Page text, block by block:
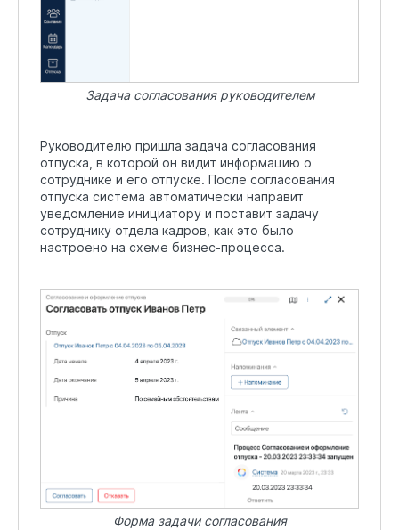
Задача согласования руководителем
Руководителю пришла задача согласования
отпуска, в которой он видит информацию о
сотруднике и его отпуске. После согласования
отпуска система автоматически направит
уведомление инициатору и поставит задачу
сотруднику отдела кадров, как это было
настроено на схеме бизнес-процесса.
Форма задачи согласования